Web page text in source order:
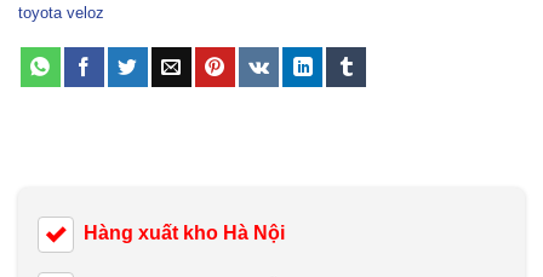
toyota veloz
Hàng xuất kho Hà Nội